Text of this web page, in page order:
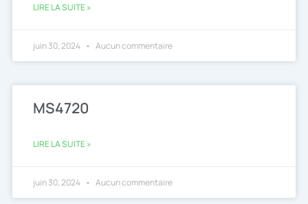
LIRE LA SUITE »
juin 30, 2024 Aucun commentaire
MS4720
LIRE LA SUITE »
juin 30, 2024 Aucun commentaire